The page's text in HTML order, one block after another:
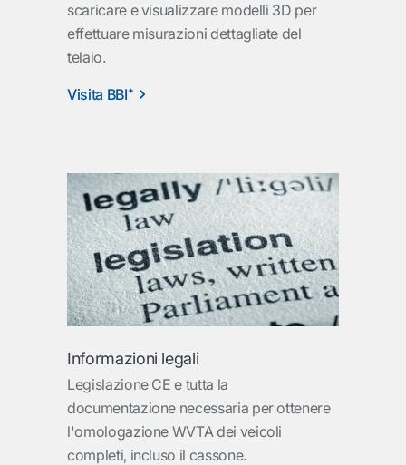
scaricare e visualizzare modelli 3D per
effettuare misurazioni dettagliate del
telaio.
Visita BBI⁺
Informazioni legali
Legislazione CE e tutta la
documentazione necessaria per ottenere
l'omologazione WVTA dei veicoli
completi, incluso il cassone.